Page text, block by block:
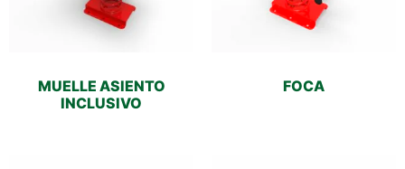
MUELLE ASIENTO
INCLUSIVO
FOCA